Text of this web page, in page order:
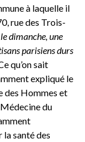
à laquelle il
rue des Trois-
dimanche, une
parisiens durs
qu’on sait
expliqué le
des Hommes et
Médecine du
la santé des